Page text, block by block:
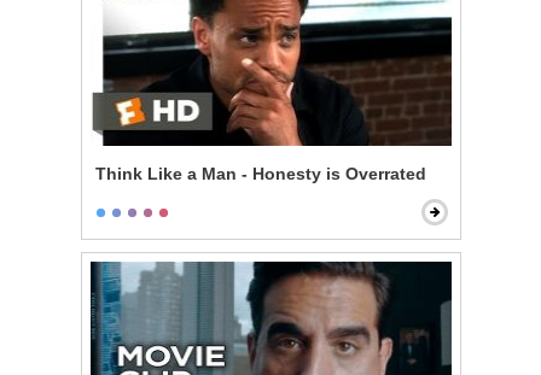
Think Like a Man - Honesty is Overrated